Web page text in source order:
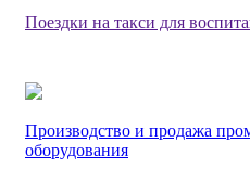
Поездки на такси для
Производство и продажа
оборудования